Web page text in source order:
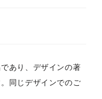
あり、デザインの著
同じデザインでのご